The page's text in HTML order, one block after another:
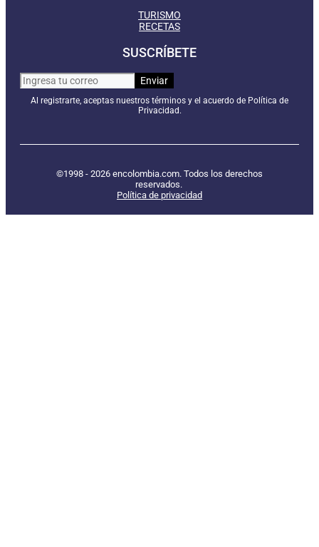
TURISMO
RECETAS
SUSCRÍBETE
Al registrarte, aceptas nuestros términos y el acuerdo de Política de
Privacidad.
©1998 - 2026 encolombia.com. Todos los derechos
reservados.
Política de privacidad